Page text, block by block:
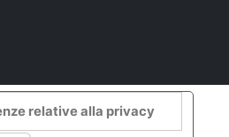
relative alla privacy